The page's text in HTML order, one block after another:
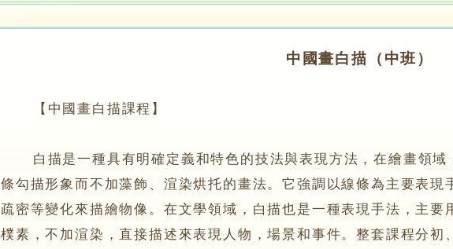
中國畫白描（中班）
【中國畫白描課程】
白描是一種具有明確定義和特色的技法與表現方法，在繪畫領域
條勾描形象而不加藻飾、渲染烘托的畫法。它強調以線條為主要表現
疏密等變化來描繪物像。在文學領域，白描也是一種表現手法，主
樸素，不加渲染，直接描述來表現人物，場景和事件。整套課程分初